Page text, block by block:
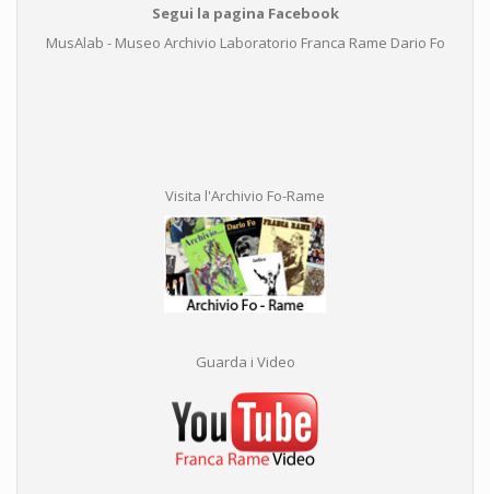
Segui la pagina Facebook
MusAlab - Museo Archivio Laboratorio Franca Rame Dario Fo
Visita l'Archivio Fo-Rame
Guarda i Video